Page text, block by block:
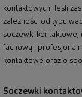
kontaktowych. Jeśli
zależności od typu
soczewki kontaktowe,
fachową i
kontaktowe oraz o
Soczewki